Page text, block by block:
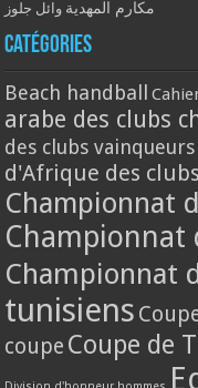
مكارم المهدية وائل جلوز
Catégories
Beach handball
arabe des clubs
des clubs
d'Afrique des
Championnat
Championnat
Championnat
tunisiens
coupe Coupe de